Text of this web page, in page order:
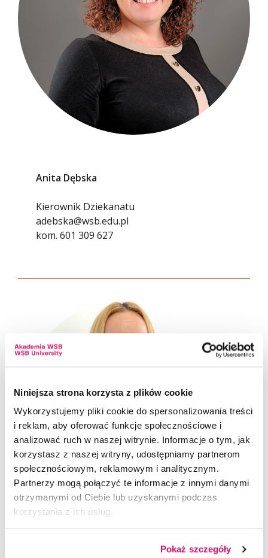
Niniejsza strona korzysta z plików cookie
Wykorzystujemy pliki cookie do spersonalizowania treści
i reklam, aby oferować funkcje społecznościowe i
analizować ruch w naszej witrynie. Informacje o tym, jak
korzystasz z naszej witryny, udostępniamy partnerom
społecznościowym, reklamowym i analitycznym.
Partnerzy mogą połączyć te informacje z innymi danymi
otrzymanymi od Ciebie lub uzyskanymi podczas
korzystania z ich usług.
Pokaż szczegóły
Anita Dębska
Kierownik Dziekanatu
adebska@wsb.edu.pl
kom. 601 309 627